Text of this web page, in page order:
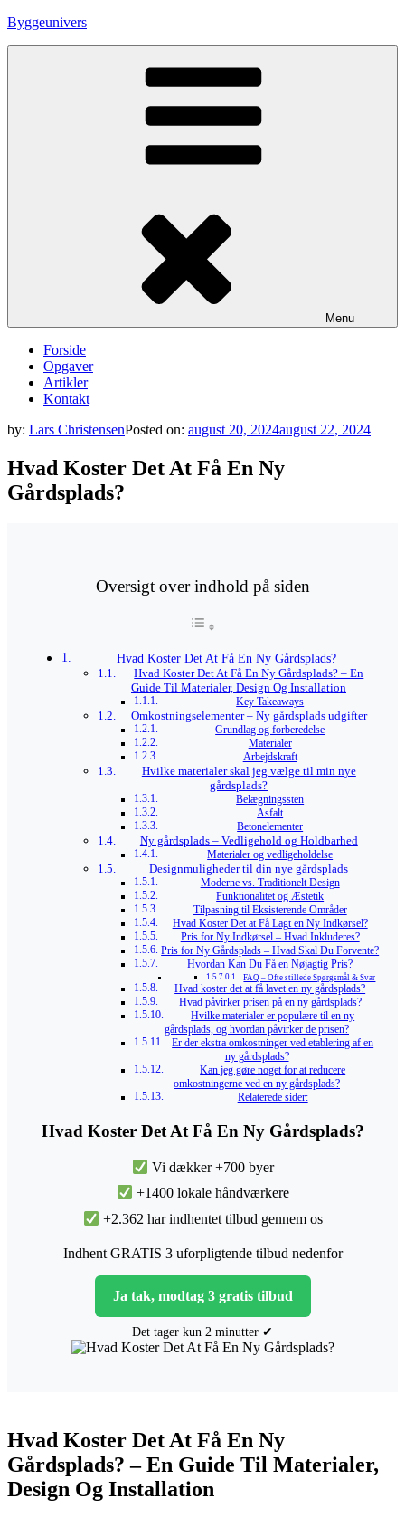
Skip
Byggeunivers
Menu
Forside
Opgaver
Artikler
Kontakt
by: Lars ChristensenPosted on: august 20, 2024august 22, 2024
Hvad Koster Det At Få En Ny
Gårdsplads?
Oversigt over indhold på siden
Hvad Koster Det At Få En Ny Gårdsplads?
Hvad Koster Det At Få En Ny Gårdsplads? – En
Guide Til Materialer, Design Og Installation
Key Takeaways
Omkostningselementer – Ny gårdsplads udgifter
Grundlag og forberedelse
Materialer
Arbejdskraft
Hvilke materialer skal jeg vælge til min nye
gårdsplads?
Belægningssten
Asfalt
Betonelementer
Ny gårdsplads – Vedligehold og Holdbarhed
Materialer og vedligeholdelse
Designmuligheder til din nye gårdsplads
Moderne vs. Traditionelt Design
Funktionalitet og Æstetik
Tilpasning til Eksisterende Områder
Hvad Koster Det at Få Lagt en Ny Indkørsel?
Pris for Ny Indkørsel – Hvad Inkluderes?
Pris for Ny Gårdsplads – Hvad Skal Du Forvente?
Hvordan Kan Du Få en Nøjagtig Pris?
FAQ – Ofte stillede Spørgsmål & Svar
Hvad koster det at få lavet en ny gårdsplads?
Hvad påvirker prisen på en ny gårdsplads?
Hvilke materialer er populære til en ny
gårdsplads, og hvordan påvirker de prisen?
Er der ekstra omkostninger ved etablering af en
ny gårdsplads?
Kan jeg gøre noget for at reducere
omkostningerne ved en ny gårdsplads?
Relaterede sider:
Hvad Koster Det At Få En Ny Gårdsplads?
Vi dækker +700 byer
+1400 lokale håndværkere
+2.362 har indhentet tilbud gennem os
Indhent GRATIS 3 uforpligtende tilbud nedenfor
Ja tak, modtag 3 gratis tilbud
Det tager kun 2 minutter ✔
Hvad Koster Det At Få En Ny
Gårdsplads? – En Guide Til Materialer,
Design Og Installation